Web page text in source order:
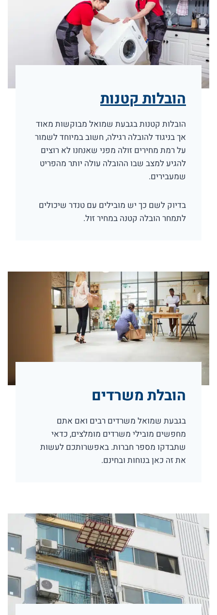
הובלות קטנות
הובלות קטנות בגבעת שמואל מבוקשות מאוד
אך בניגוד להובלה רגילה, חשוב במיוחד לשמור
על רמת מחירים זולה מפני שאנחנו לא רוצים
להגיע למצב שבו ההובלה עולה יותר מהפריט
שמעבירים.
בדיוק לשם כך יש מובילים עם טנדר שיכולים
לתמחר הובלה קטנה במחיר זול.
הובלת משרדים
בגבעת שמואל משרדים רבים ואם אתם
מחפשים מובילי משרדים מומלצים, כדאי
שתבדקו מספר חברות. באפשרותכם לעשות
את זה כאן בנוחות ובחינם.